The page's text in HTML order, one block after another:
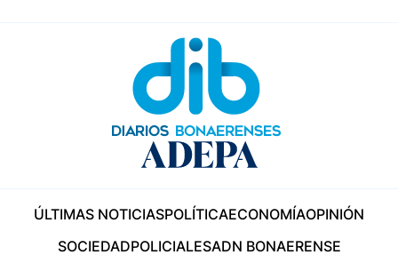
ÚLTIMAS NOTICIASPOLÍTICAECONOMÍAOPINIÓN
SOCIEDADPOLICIALESADN BONAERENSE